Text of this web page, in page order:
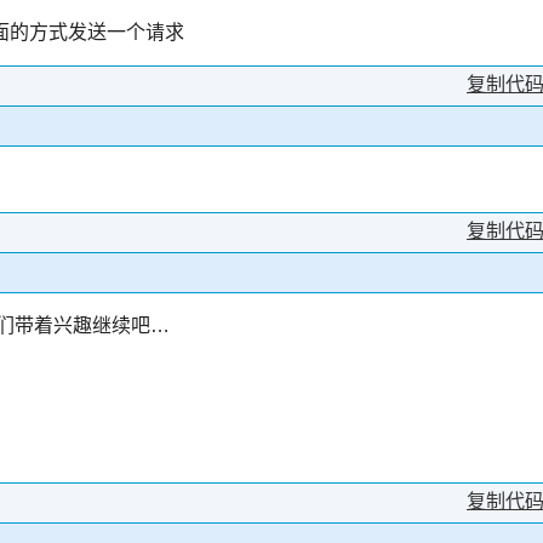
的方式发送一个请求
复制代码
复制代码
带着兴趣继续吧…
复制代码